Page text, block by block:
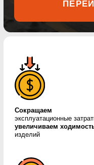
Контролируем
отливки каждой партии
продукции
изделий
ARMET GROUP
производитель и